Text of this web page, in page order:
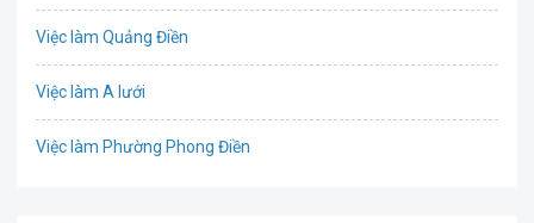
Việc làm Quảng Điền
Việc làm A lưới
Việc làm Phường Phong Điền